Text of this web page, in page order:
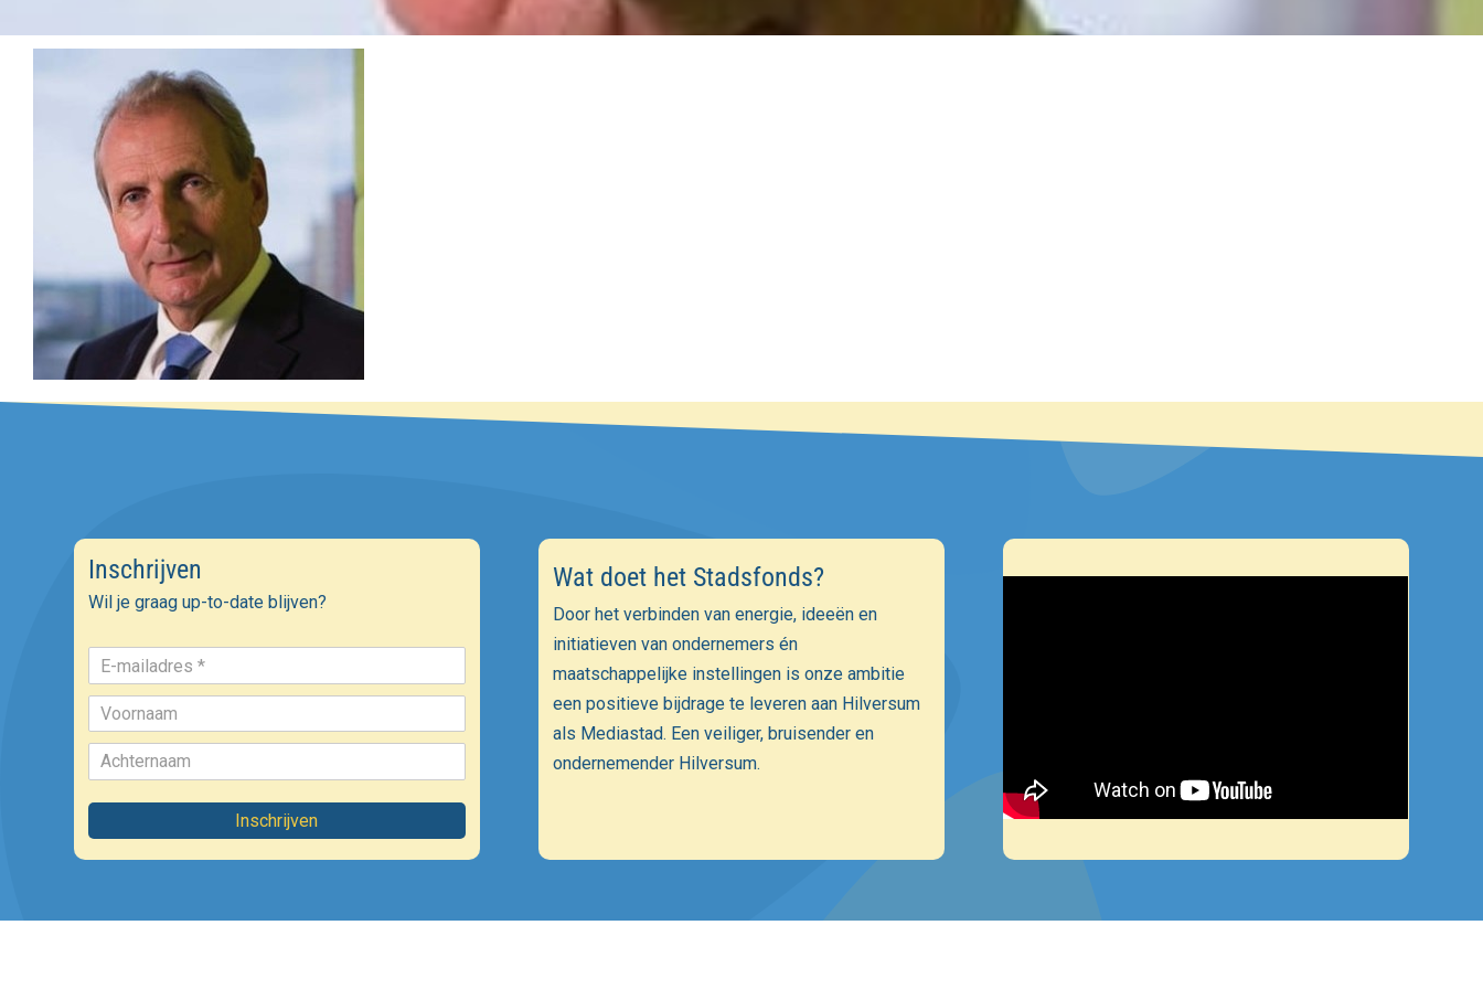
Inschrijven
Wil je graag up-to-date blijven?
Inschrijven
Wat doet het Stadsfonds?
Door het verbinden van energie, ideeën en
initiatieven van ondernemers én
maatschappelijke instellingen is onze ambitie
een positieve bijdrage te leveren aan Hilversum
als Mediastad. Een veiliger, bruisender en
ondernemender Hilversum.